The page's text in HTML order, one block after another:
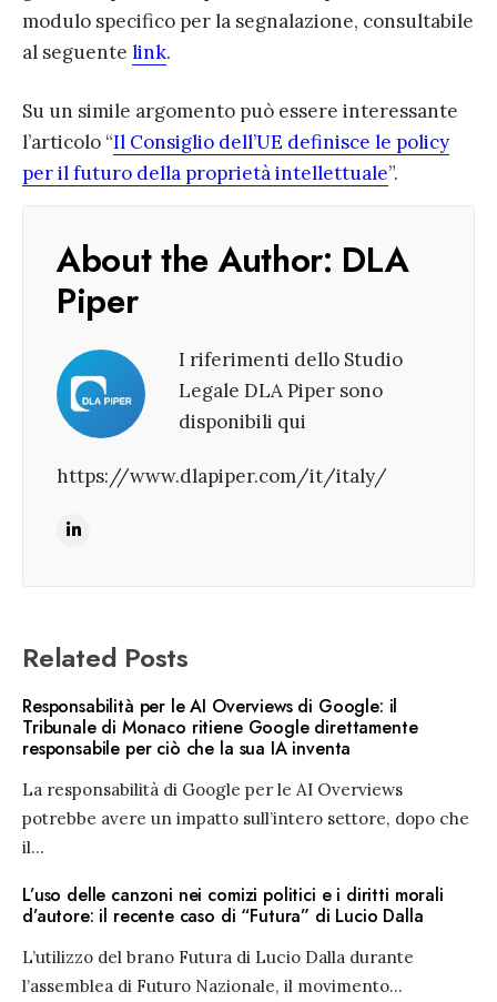
modulo specifico per la segnalazione, consultabile
al seguente link.
Su un simile argomento può essere interessante
l’articolo “Il Consiglio dell’UE definisce le policy
per il futuro della proprietà intellettuale”.
About the Author: DLA
Piper
I riferimenti dello Studio
Legale DLA Piper sono
disponibili qui
https://www.dlapiper.com/it/italy/
Related Posts
Responsabilità per le AI Overviews di Google: il
Tribunale di Monaco ritiene Google direttamente
responsabile per ciò che la sua IA inventa
La responsabilità di Google per le AI Overviews
potrebbe avere un impatto sull’intero settore, dopo che
il...
L’uso delle canzoni nei comizi politici e i diritti morali
d’autore: il recente caso di “Futura” di Lucio Dalla
L’utilizzo del brano Futura di Lucio Dalla durante
l’assemblea di Futuro Nazionale, il movimento...